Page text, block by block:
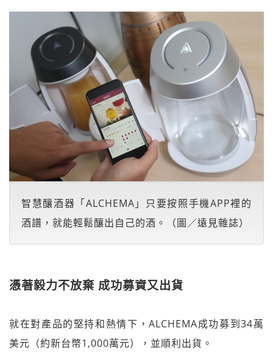
智慧釀酒器「ALCHEMA」只要按照手機APP裡的
酒譜，就能輕鬆釀出自己的酒。（圖／遠見雜誌）
憑著毅力不放棄 成功募資又出貨
就在對產品的堅持和熱情下，ALCHEMA成功募到34萬
美元（約新台幣1,000萬元），並順利出貨。